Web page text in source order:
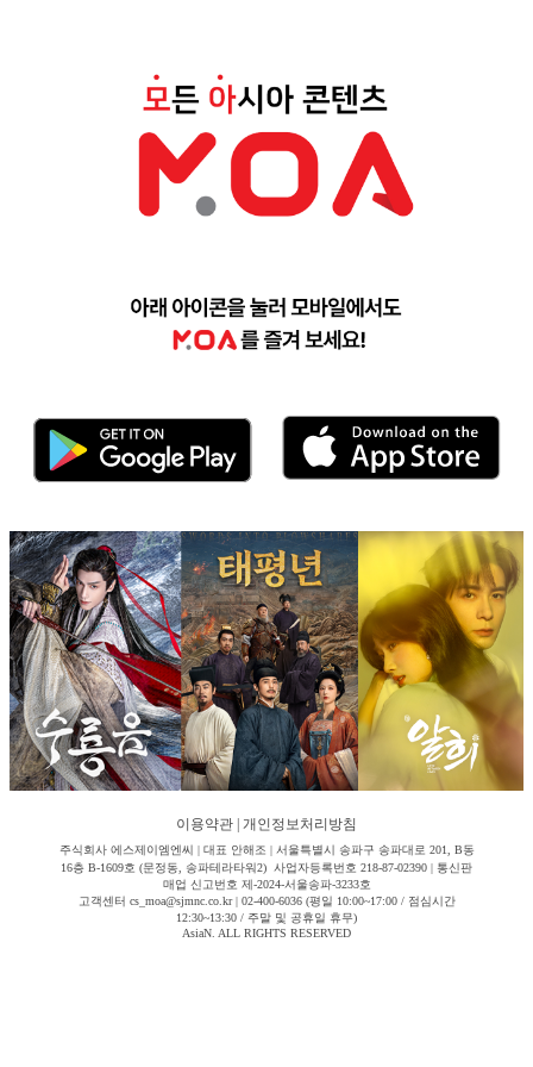
이용약관 개인정보처리방침
주식회사 에스제이엠엔씨 | 대표 안해조 | 서울특별시 송파구 송파대로 201, B동
16층 B-1609호 (문정동, 송파테라타워2) 사업자등록번호 218-87-02390 | 통신판
매업 신고번호 제-2024-서울송파-3233호
고객센터 cs_moa@sjmnc.co.kr | 02-400-6036 (평일 10:00~17:00 / 점심시간
12:30~13:30 / 주말 및 공휴일 휴무)
AsiaN. ALL RIGHTS RESERVED